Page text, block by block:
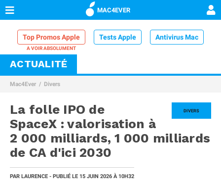
MAC4EVER
Top Promos Apple Tests Apple Antivirus Mac
VPN Mac
Comparatif iPhone
ACTUALITÉ
Mac4Ever Divers
DIVERS
La folle IPO de
SpaceX : valorisation à
2 000 milliards, 1 000 milliards
de CA d'ici 2030
PAR LAURENCE - PUBLIÉ LE 15 JUIN 2026 À 10H32